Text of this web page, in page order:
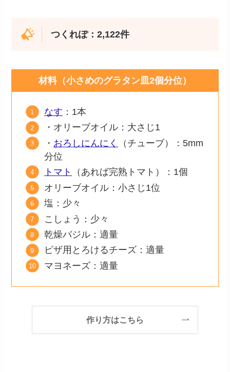
つくれぽ：2,122件
材料（小さめのグラタン皿2個分位）
なす ：1本
・オリーブオイル：大さじ1
・ おろしにんにく
（チューブ）：5mm
分位
トマト
（あれば完熟トマト）：1個
オリーブオイル：小さじ1位
塩：少々
こしょう：少々
乾燥バジル：適量
ピザ用とろけるチーズ：適量
マヨネーズ：適量
作り方はこちら